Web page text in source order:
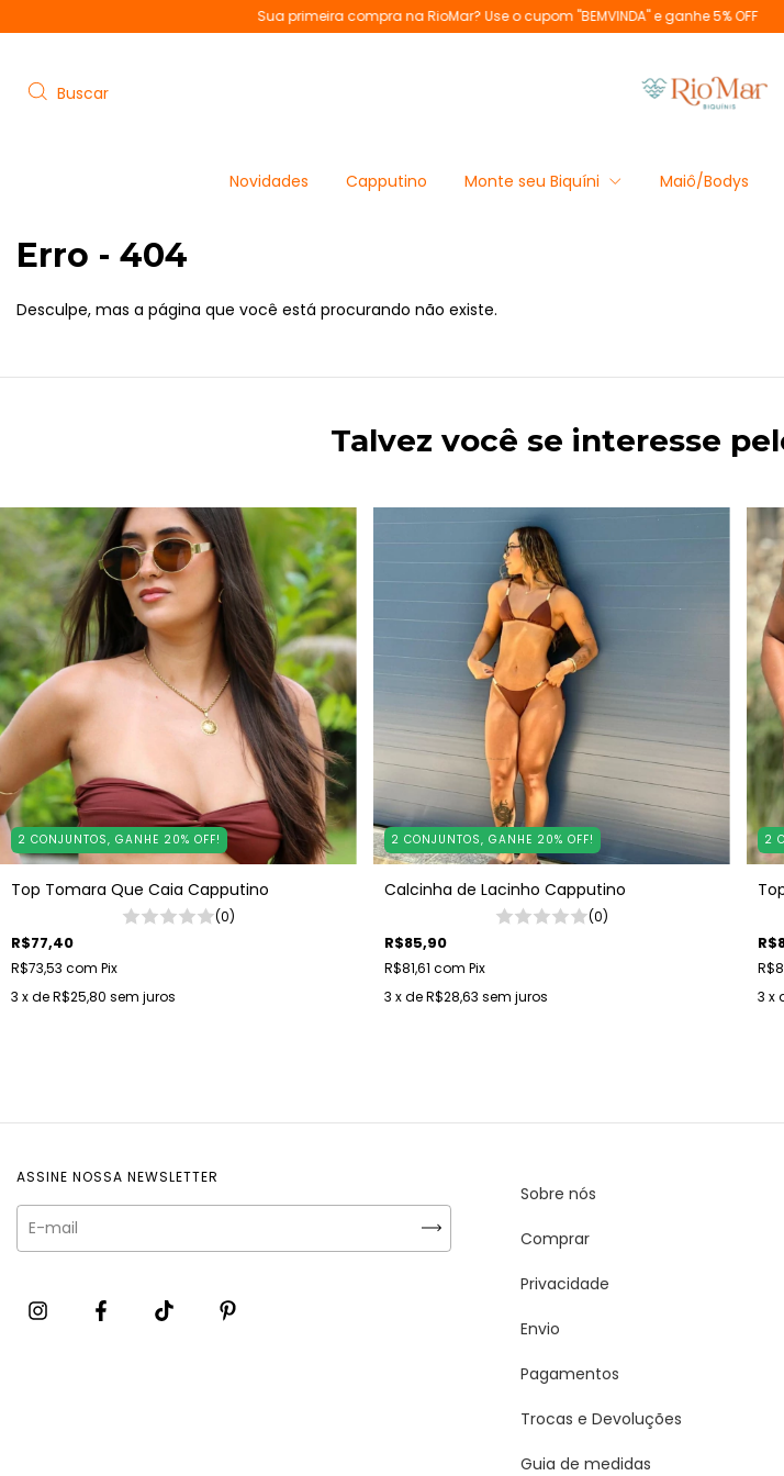
Sua primeira compra na RioMar? Use o cupom "BEMVINDA" e ganhe 5% OFF Sua
Buscar
Novidades Capputino Monte seu Biquíni Maiô/Bodys
Erro - 404
Desculpe, mas a página que você está procurando não existe.
Talvez você se interesse
2 CONJUNTOS, GANHE 20% OFF!
Top Tomara Que Caia Capputino
(0)
R$77,40
R$73,53 com Pix
3 x deR$25,80 sem juros
2 CONJUNTOS, GANHE 20% OFF!
Calcinha de Lacinho Capputino
(0)
R$85,90
R$81,61 com Pix
3 x deR$28,63 sem juros
2
3 x
ASSINE NOSSA NEWSLETTER
Sobre nós
Comprar
Privacidade
Envio
Pagamentos
Trocas e Devoluções
Guia de medidas